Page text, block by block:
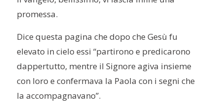
promessa.
Dice questa pagina che dopo che Gesù fu
elevato in cielo essi “partirono e predicarono
dappertutto, mentre il Signore agiva insieme
con loro e confermava la Paola con i segni che
la accompagnavano”.